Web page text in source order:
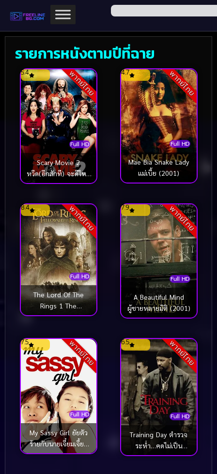
รายการหนังตามปีที่ฉาย
พากย์ไทย
Full HD
5.4
Scary Movie 2
หวีด(อีกสักที) จะดีไหม
หว่า (2001)
พากย์ไทย
Full HD
4.7
Mae Bia Snake Lady
แม่เบี้ย (2001)
พากย์ไทย
Full HD
8.4
The Lord Of The
Rings 1 The
Fellowship Of The
ครองพิภพ (2001)
พากย์ไทย
Full HD
7.9
A Beautiful Mind
ผู้ชายหลายมิติ (2001)
พากย์ไทย
Full HD
7.5
My Sassy Girl ยัยตัว
ร้ายกับนายเจี๋ยมเจี้ยม
(2001)
พากย์ไทย
Full HD
6.5
Training Day ตำรวจ
ระห่ำ…คดไม่เป็น
(2001)